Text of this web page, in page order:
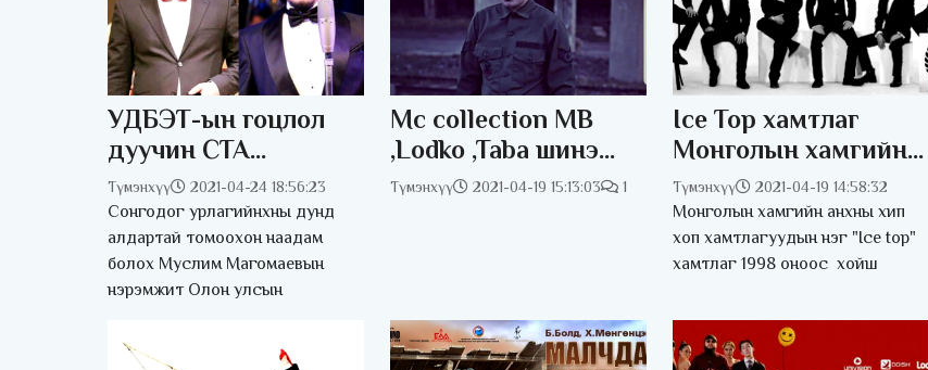
УДБЭТ-ын гоцлол
дуучин СТА
Б.МОНГОЛХҮҮ, СТА
Б.ГОМБО-ОЧИР нар
ОУ-ын наадамд
өрсөлдөж байна
Түмэнхүү 2021-04-24 18:56:23
Сонгодог урлагийнхны дунд
алдартай томоохон наадам
болох Муслим Магомаевын
нэрэмжит Олон улсын
Mc collection MB
,Lodko ,Taba шинэ
уран бүтээл
Түмэнхүү 2021-04-19 15:13:03 1
Ice Top хамтлаг
Монголын хамгийн
анхны хип хоп пянз
гаргалаа
Түмэнхүү 2021-04-19 14:58:32
Монголын хамгийн анхны хип
хоп хамтлагуудын нэг "Ice top"
хамтлаг 1998 оноос хойш